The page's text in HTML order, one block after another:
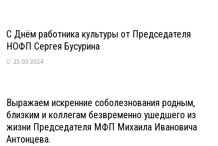
С Днём работника культуры от Председателя
НОФП Сергея Бусурина
25.03.2024
Выражаем искренние соболезнования родным,
близким и коллегам безвременно ушедшего из
жизни Председателя МФП Михаила Ивановича
Антонцева.